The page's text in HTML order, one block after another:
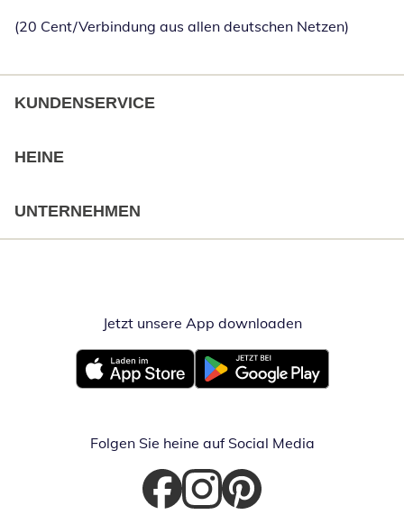
(20 Cent/Verbindung aus allen deutschen Netzen)
KUNDENSERVICE
HEINE
UNTERNEHMEN
Jetzt unsere App downloadenÖffnet in
Öffnet in neuem FensterÖffnet in neuem Fenster
Folgen Sie heine auf Social Media
Öffnet in neuem Fenster
Öffnet in neuem Fenster
Öffnet in neuem Fenster